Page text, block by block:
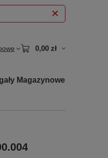
0,00 zł
Magazynowe